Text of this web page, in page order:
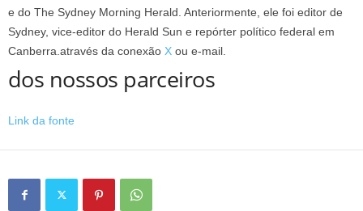
e do The Sydney Morning Herald. Anteriormente, ele foi editor de
Sydney, vice-editor do Herald Sun e repórter político federal em
Canberra. através da conexão X ou e-mail.
dos nossos parceiros
Link da fonte